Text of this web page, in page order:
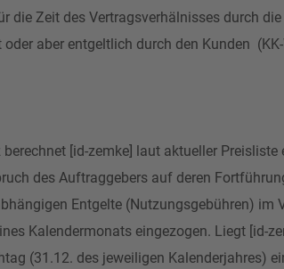
die Zeit des Vertragsverhälnisses durch
aber entgeltlich durch den Kunden
[id-zemke] laut aktueller Preisliste
des Auftraggebers auf deren
Entgelte (Nutzungsgebühren) im
Kalendermonats eingezogen. Liegt [id-
(31.12. des jeweiligen Kalenderjahres)